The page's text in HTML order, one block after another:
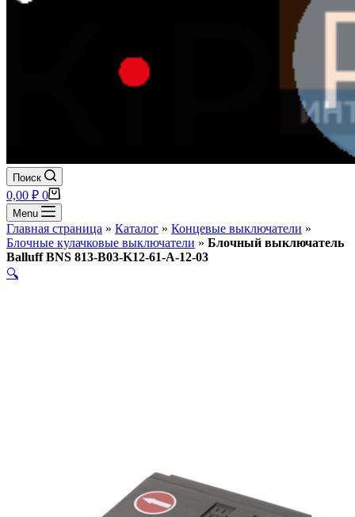
Поиск
Корзина
0,00 ₽ 0
Menu
Главная страница » Каталог » Концевые выключатели »
Блочные кулачковые выключатели » Блочный выключатель
Balluff BNS 813-B03-K12-61-A-12-03
🔍